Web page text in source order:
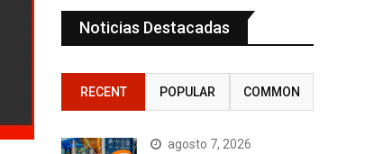
Noticias Destacadas
RECENT POPULAR COMMON
agosto 7, 2026